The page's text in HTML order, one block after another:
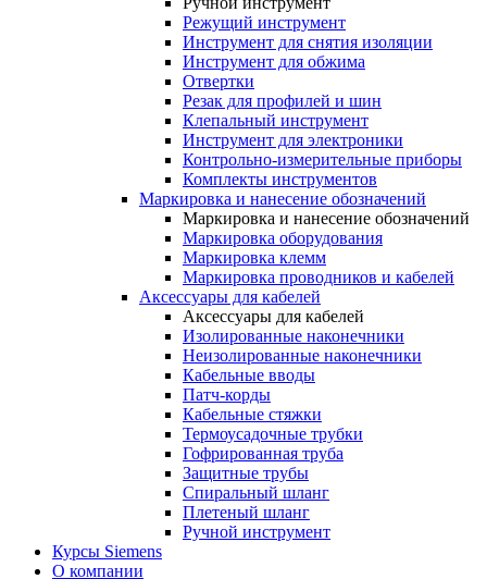
Режущий инструмент
Инструмент для снятия изоляции
Инструмент для обжима
Отвертки
Резак для профилей и шин
Клепальный инструмент
Инструмент для электроники
Контрольно-измерительные приборы
Комплекты инструментов
Маркировка и нанесение обозначений
Маркировка и нанесение обозначений
Маркировка оборудования
Маркировка клемм
Маркировка проводников и кабелей
Аксессуары для кабелей
Аксессуары для кабелей
Изолированные наконечники
Неизолированные наконечники
Кабельные вводы
Патч-корды
Кабельные стяжки
Термоусадочные трубки
Гофрированная труба
Защитные трубы
Спиральный шланг
Плетеный шланг
Ручной инструмент
Курсы Siemens
О компании